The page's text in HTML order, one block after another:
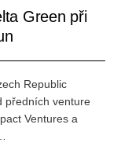
Green při
Republic
předních venture
Ventures a